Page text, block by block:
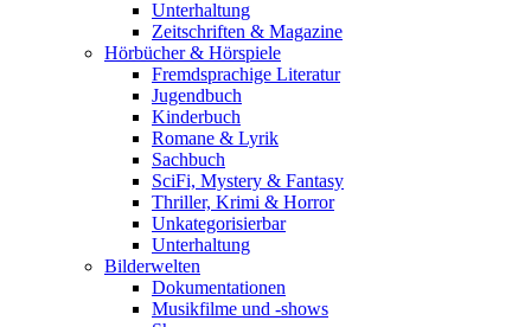
Unterhaltung
Zeitschriften & Magazine
Hörbücher & Hörspiele
Fremdsprachige Literatur
Jugendbuch
Kinderbuch
Romane & Lyrik
Sachbuch
SciFi, Mystery & Fantasy
Thriller, Krimi & Horror
Unkategorisierbar
Unterhaltung
Bilderwelten
Dokumentationen
Musikfilme und -shows